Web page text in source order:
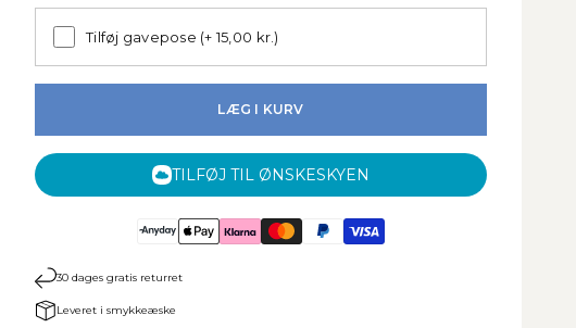
Tilføj gavepose (+ 15,00 kr.)
LÆG I KURV
TILFØJ TIL ØNSKESKYEN
30 dages gratis returret
Leveret i smykkeæske